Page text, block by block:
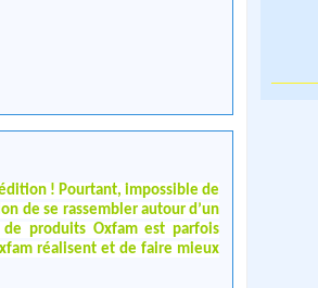
! Pourtant, impossible de
de se rassembler autour d’un
produits Oxfam est parfois
réalisent et de faire mieux